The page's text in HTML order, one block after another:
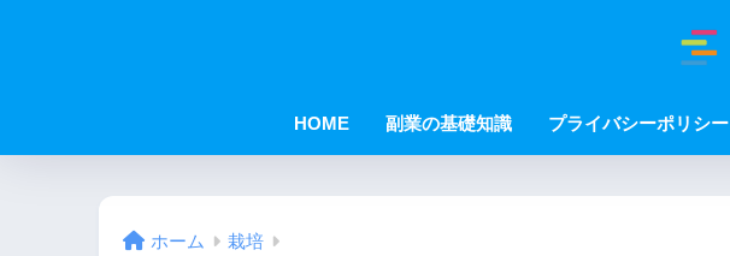
HOME 副業の基礎知識 プライバシーポリシー
ホーム 栽培